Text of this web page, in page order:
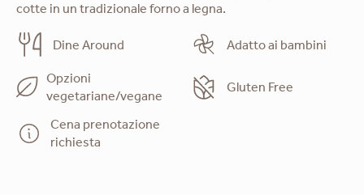
cotte in un tradizionale forno a legna.
Dine Around Adatto ai bambini
Opzioni
vegetariane/vegane
Gluten Free
Cena prenotazione
richiesta